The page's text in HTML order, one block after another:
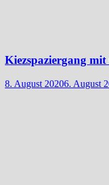
Kiezspaziergang
8. August 20206. August